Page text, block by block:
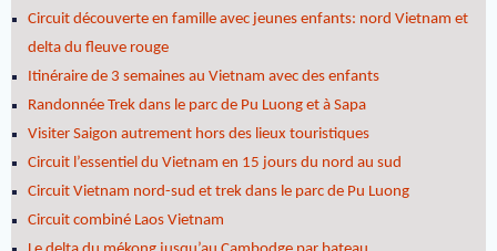
Circuit découverte en famille avec jeunes enfants: nord Vietnam et
delta du fleuve rouge
Itinéraire de 3 semaines au Vietnam avec des enfants
Randonnée Trek dans le parc de Pu Luong et à Sapa
Visiter Saigon autrement hors des lieux touristiques
Circuit l’essentiel du Vietnam en 15 jours du nord au sud
Circuit Vietnam nord-sud et trek dans le parc de Pu Luong
Circuit combiné Laos Vietnam